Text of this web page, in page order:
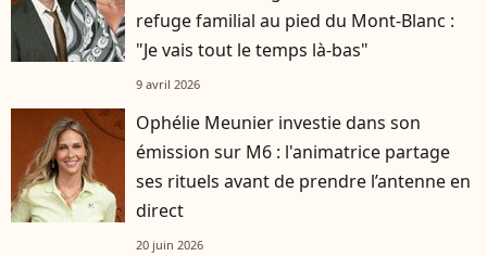
refuge familial au pied du Mont-Blanc :
"Je vais tout le temps là‑bas"
9 avril 2026
Ophélie Meunier investie dans son
émission sur M6 : l'animatrice partage
ses rituels avant de prendre l’antenne en
direct
20 juin 2026